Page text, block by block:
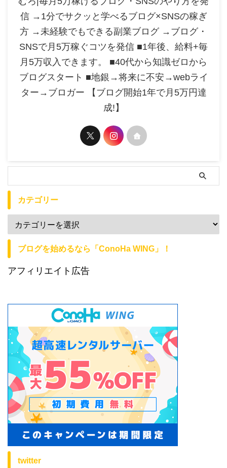
信 →1分でサクッと学べるブログ×SNSの稼ぎ
方 →未経験でもできる副業ブログ →ブログ・
SNSで月5万稼ぐコツを発信 ■1年後、給料+毎
月5万収入できます。 ■40代から知識ゼロから
ブログスタート ■地銀→将来に不安→webライ
ター→ブロガー 【ブログ開始1年で月5万円達
成!】
カテゴリー
ブログを始めるなら「ConoHa WING」！
アフィリエイト広告
twitter